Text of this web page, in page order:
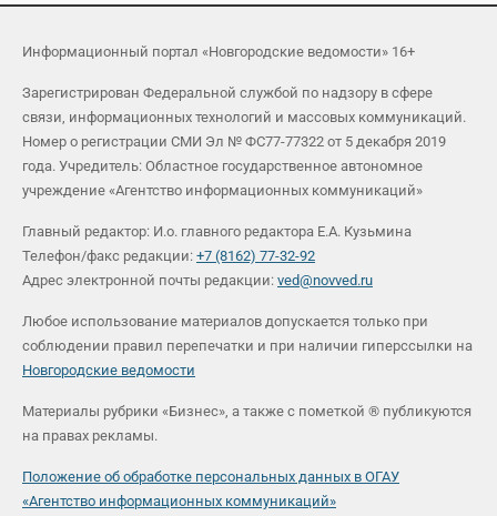
Информационный портал «Новгородские ведомости» 16+
Зарегистрирован Федеральной службой по надзору в сфере
связи, информационных технологий и массовых коммуникаций.
Номер о регистрации СМИ Эл № ФС77-77322 от 5 декабря 2019
года. Учредитель: Областное государственное автономное
учреждение «Агентство информационных коммуникаций»
Главный редактор: И.о. главного редактора Е.А. Кузьмина
Телефон/факс редакции: +7 (8162) 77-32-92
Адрес электронной почты редакции: ved@novved.ru
Любое использование материалов допускается только при
соблюдении правил перепечатки и при наличии гиперссылки на
Новгородские ведомости
Материалы рубрики «Бизнес», а также с пометкой ® публикуются
на правах рекламы.
Положение об обработке персональных данных в ОГАУ
«Агентство информационных коммуникаций»